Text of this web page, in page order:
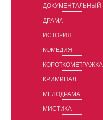
ДОКУМЕНТАЛЬНЫЙ
ДРАМА
ИСТОРИЯ
КОМЕДИЯ
КОРОТКОМЕТРАЖКА
КРИМИНАЛ
МЕЛОДРАМА
МИСТИКА